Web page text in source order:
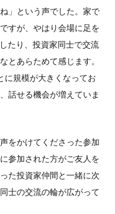
」という声でした。家で
すが、やはり会場に足を
たり、投資家同士で交流
とあらためて感じます。
に規模が大きくなってお
話せる機会が増えていま
をかけてくださった参加
参加された方がご友人を
た投資家仲間と一緒に次
士の交流の輪が広がって